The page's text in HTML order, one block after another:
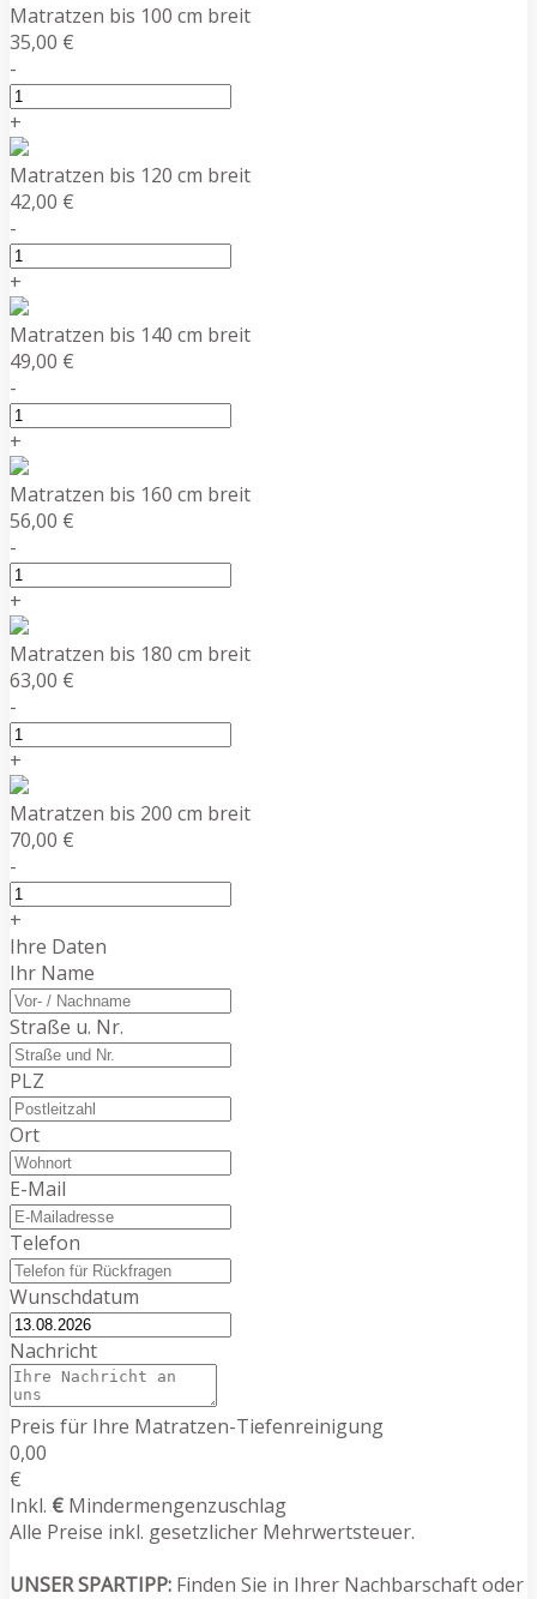
Matratzen bis 100 cm breit
35,00 €
-
+
Matratzen bis 120 cm breit
42,00 €
-
+
Matratzen bis 140 cm breit
49,00 €
-
+
Matratzen bis 160 cm breit
56,00 €
-
+
Matratzen bis 180 cm breit
63,00 €
-
+
Matratzen bis 200 cm breit
70,00 €
-
+
Ihre Daten
Ihr Name
Straße u. Nr.
PLZ
Ort
E-Mail
Telefon
Wunschdatum
Nachricht
Preis für Ihre Matratzen-Tiefenreinigung
0,00
€
Inkl. € Mindermengenzuschlag
Alle Preise inkl. gesetzlicher Mehrwertsteuer.
UNSER SPARTIPP: Finden Sie in Ihrer Nachbarschaft oder